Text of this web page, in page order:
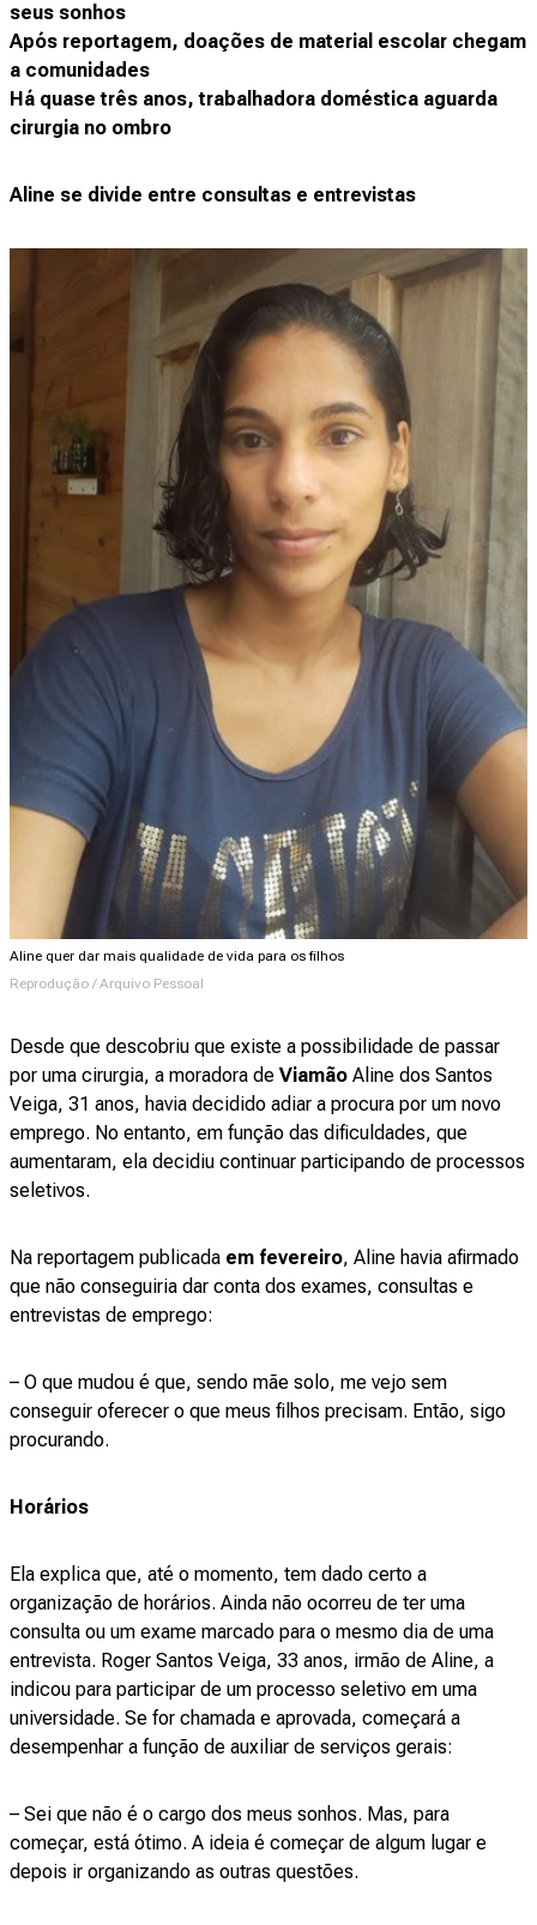
seus sonhos
Após reportagem, doações de material escolar chegam
a comunidades
Há quase três anos, trabalhadora doméstica aguarda
cirurgia no ombro
Aline se divide entre consultas e entrevistas
Aline quer dar mais qualidade de vida para os filhos
Reprodução / Arquivo Pessoal
Desde que descobriu que existe a possibilidade de passar
por uma cirurgia, a moradora de Viamão Aline dos Santos
Veiga, 31 anos, havia decidido adiar a procura por um novo
emprego. No entanto, em função das dificuldades, que
aumentaram, ela decidiu continuar participando de processos
seletivos.
Na reportagem publicada em fevereiro, Aline havia afirmado
que não conseguiria dar conta dos exames, consultas e
entrevistas de emprego:
– O que mudou é que, sendo mãe solo, me vejo sem
conseguir oferecer o que meus filhos precisam. Então, sigo
procurando.
Horários
Ela explica que, até o momento, tem dado certo a
organização de horários. Ainda não ocorreu de ter uma
consulta ou um exame marcado para o mesmo dia de uma
entrevista. Roger Santos Veiga, 33 anos, irmão de Aline, a
indicou para participar de um processo seletivo em uma
universidade. Se for chamada e aprovada, começará a
desempenhar a função de auxiliar de serviços gerais:
– Sei que não é o cargo dos meus sonhos. Mas, para
começar, está ótimo. A ideia é começar de algum lugar e
depois ir organizando as outras questões.